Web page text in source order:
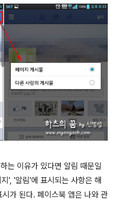
는 이유가 있다면 알림 때문일
', '알림'에 표시되는 사항은 해
가 된다. 페이스북 앱은 나와 관